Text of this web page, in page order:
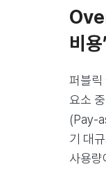
비용
퍼블릭
요소
(Pay-
기 대
사용량